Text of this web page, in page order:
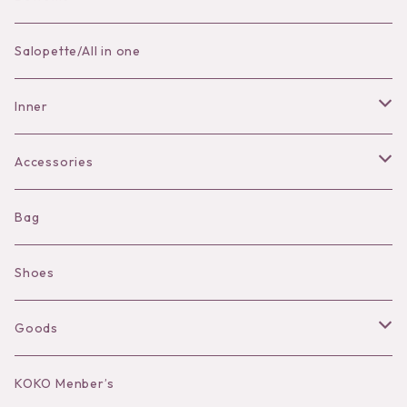
Skirt
Pants
Salopette/All in one
Inner
Bra
Shorts
Camisole
Long sleeve
Accessories
Necklace
Pierce/Earring
Ear Cuff
Bracelet／Bangle
Bag
Shoes
Goods
Hat
KOKO Menber’s